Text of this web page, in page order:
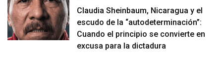
Claudia Sheinbaum, Nicaragua y el
escudo de la “autodeterminación”:
Cuando el principio se convierte en
excusa para la dictadura